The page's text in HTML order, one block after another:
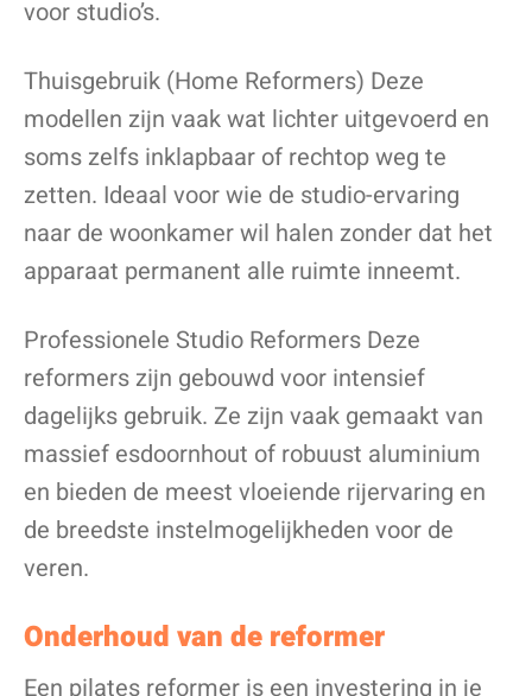
voor studio’s.
Thuisgebruik (Home Reformers) Deze
modellen zijn vaak wat lichter uitgevoerd en
soms zelfs inklapbaar of rechtop weg te
zetten. Ideaal voor wie de studio-ervaring
naar de woonkamer wil halen zonder dat het
apparaat permanent alle ruimte inneemt.
Professionele Studio Reformers Deze
reformers zijn gebouwd voor intensief
dagelijks gebruik. Ze zijn vaak gemaakt van
massief esdoornhout of robuust aluminium
en bieden de meest vloeiende rijervaring en
de breedste instelmogelijkheden voor de
veren.
Onderhoud van de reformer
Een pilates reformer is een investering in je